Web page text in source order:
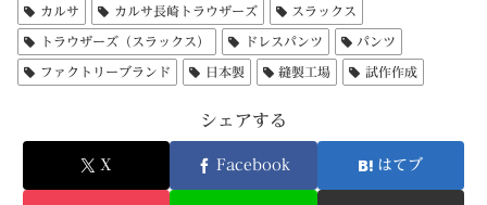
カルサ カルサ長崎トラウザーズ スラックス
トラウザーズ（スラックス） ドレスパンツ パンツ
ファクトリーブランド 日本製 縫製工場 試作作成
シェアする
X Facebook はてブ